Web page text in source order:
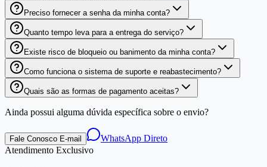
Preciso fornecer a senha da minha conta?
Quanto tempo leva para a entrega do serviço?
Existe risco de bloqueio ou banimento da minha conta?
Como funciona o sistema de suporte e reabastecimento?
Quais são as formas de pagamento aceitas?
Ainda possui alguma dúvida específica sobre o envio?
Fale Conosco E-mail
WhatsApp Direto
Atendimento Exclusivo